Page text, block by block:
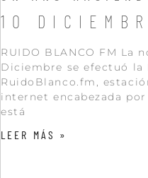
10
RUIDO BLANCO FM La
Diciembre se efectuó la
RuidoBlanco.fm,
internet encabezada
está
LEER MÁS »